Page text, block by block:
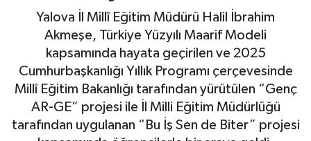
Yalova İl Millî Eğitim Müdürü Halil İbrahim
Akmeşe, Türkiye Yüzyılı Maarif Modeli
kapsamında hayata geçirilen ve 2025
Cumhurbaşkanlığı Yıllık Programı çerçevesinde
Millî Eğitim Bakanlığı tarafından yürütülen “Genç
AR-GE” projesi ile İl Milli Eğitim Müdürlüğü
tarafından uygulanan “Bu İş Sen de Biter” projesi
Yaşam